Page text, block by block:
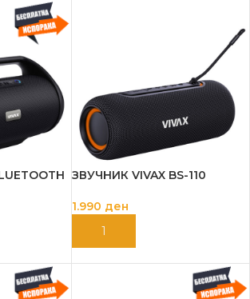
ЗВУЧНИК VIVAX BS-110
1.990 ден
ДОДАЈ ВО КОШНИЦА